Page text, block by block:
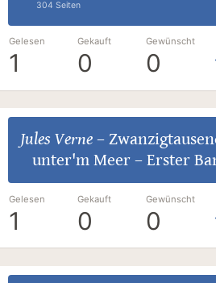
304 Seiten
Gelesen
1
Gekauft
0
Gewünscht
0
Jules Verne–
unter'm Meer – Erster
Gelesen
1
Gekauft
0
Gewünscht
0